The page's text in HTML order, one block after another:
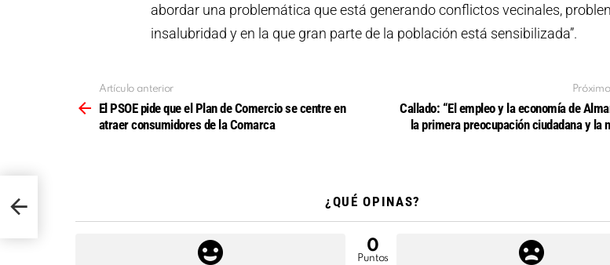
abordar una problemática que está generando conflictos vecinales,
insalubridad y en la que gran parte de la población está sensibilizada”.
más
Artículo anterior
El PSOE pide que el Plan de Comercio se centre en
atraer consumidores de la Comarca
Callado: “El empleo y la economía de
la primera preocupación ciudadana y la
¿QUÉ OPINAS?
0
Puntos